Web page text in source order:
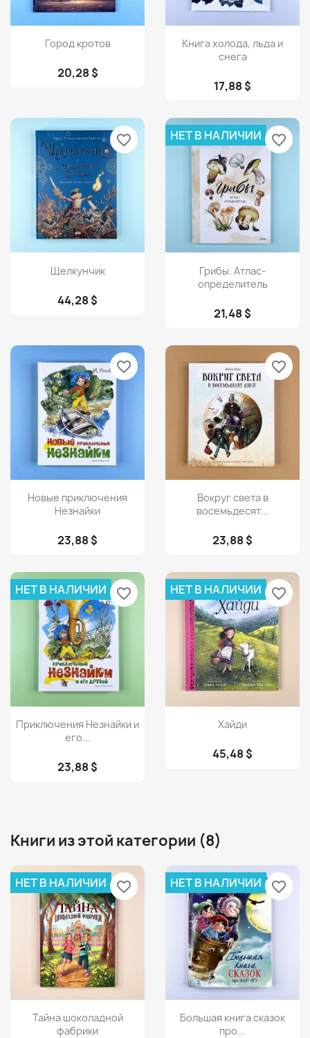
Просмотр
Город кротов
20,28 $
Просмотр
Книга холода, льда и
снега
17,88 $
Просмотр
Щелкунчик
44,28 $
favorite_border
Просмотр
Грибы. Атлас-
определитель
21,48 $
НЕТ В НАЛИЧИИ favorite_border
Просмотр
Новые приключения
Незнайки
23,88 $
favorite_border
Просмотр
Вокруг света в
восемьдесят...
23,88 $
favorite_border
Просмотр
Приключения Незнайки и
его...
23,88 $
НЕТ В НАЛИЧИИ favorite_border
Просмотр
Хайди
45,48 $
НЕТ В НАЛИЧИИ favorite_border
Книги из этой категории (8)
Просмотр
Тайна шоколадной
фабрики
НЕТ В НАЛИЧИИ favorite_border
Просмотр
Большая книга сказок
про...
НЕТ В НАЛИЧИИ favorite_border